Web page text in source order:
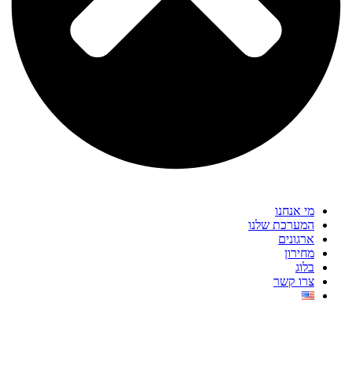
מי אנחנו
המערכת שלנו
ארגונים
מחירון
בלוג
צרו קשר